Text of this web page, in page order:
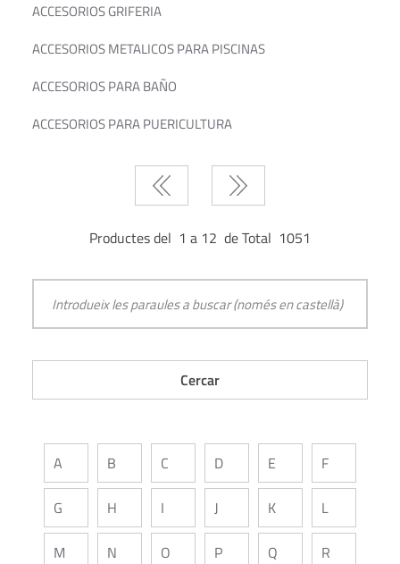
ACCESORIOS GRIFERIA
ACCESORIOS METALICOS PARA PISCINAS
ACCESORIOS PARA BAÑO
ACCESORIOS PARA PUERICULTURA
Productes del 1 a 12 de Total 1051
A B C D E F
G H I J K L
M N O P Q R